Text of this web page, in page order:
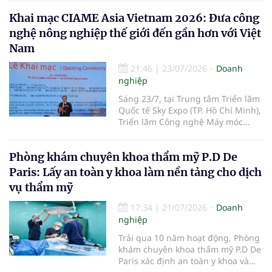
Anh hùng Lao động, Tổng Giám
đốc Vinamilk - được trao tặng Huân
chương Độc lập hạng Ba vì những
công tác, góp phần vào sự nghiệp
xây dựng chủ nghĩa xã hội và bảo
vệ Tổ quốc.
đặt trước tại Việt Nam với giá từ
31,99 triệu đồng.
Khai mạc CIAME Asia Vietnam 2026: Đưa công
nghệ nông nghiệp thế giới đến gần hơn với Việt
Nam
21:46 | 23/07/2026
Doanh
nghiệp
Sáng 23/7, tại Trung tâm Triển lãm
Quốc tế Sky Expo (TP. Hồ Chí Minh),
Triển lãm Công nghệ Máy móc
chính thức khai mạc, mở đầu cho
chuỗi hoạt động kết nối công
nghệ, xúc tiến thương mại và hợp
hóa nông nghiệp giữa Việt Nam
với các quốc gia trong khu vực và
trên thế giới.
Phòng khám chuyên khoa thẩm mỹ P.D De
Paris: Lấy an toàn y khoa làm nền tảng cho dịch
vụ thẩm mỹ
17:34 | 21/07/2026
Doanh
nghiệp
Trải qua 10 năm hoạt động, Phòng
khám chuyên khoa thẩm mỹ P.D De
Paris xác định an toàn y khoa và